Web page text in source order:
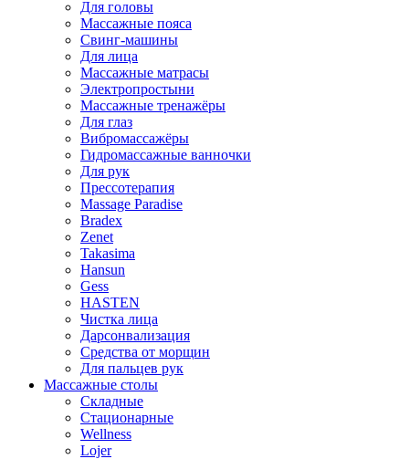
Для головы
Массажные пояса
Свинг-машины
Для лица
Массажные матрасы
Электропростыни
Массажные тренажёры
Для глаз
Вибромассажёры
Гидромассажные ванночки
Для рук
Прессотерапия
Massage Paradise
Bradex
Zenet
Takasima
Hansun
Gess
HASTEN
Чистка лица
Дарсонвализация
Средства от морщин
Для пальцев рук
Массажные столы
Складные
Стационарные
Wellness
Lojer